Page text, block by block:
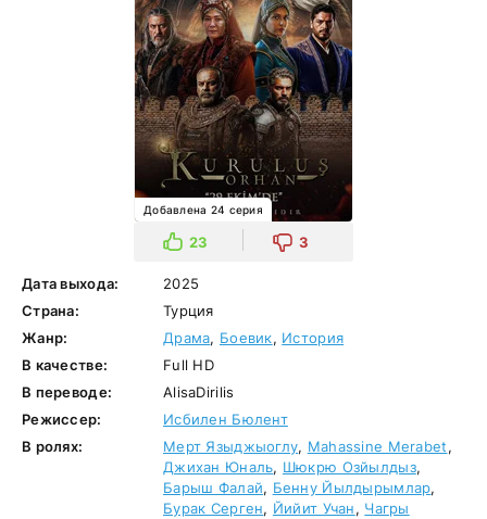
Добавлена 24 серия
23 3
Дата выхода:
2025
Страна:
Турция
Жанр:
Драма, Боевик, История
В качестве:
Full HD
В переводе:
AlisaDirilis
Режиссер:
Исбилен Бюлент
В ролях:
Мерт Языджыоглу, Mahassine Merabet,
Джихан Юналь, Шюкрю Озйылдыз,
Барыш Фалай, Бенну Йылдырымлар,
Бурак Серген, Йийит Учан, Чагры